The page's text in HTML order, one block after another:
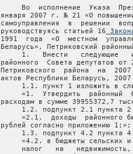
Во  исполнение  Указа
января 2007 г. № 21 «О
самоуправления  в  решении
руководствуясь статьей 16